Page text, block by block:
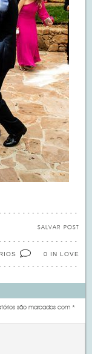
SALVAR POST
0 IN LOVE
são marcados com*